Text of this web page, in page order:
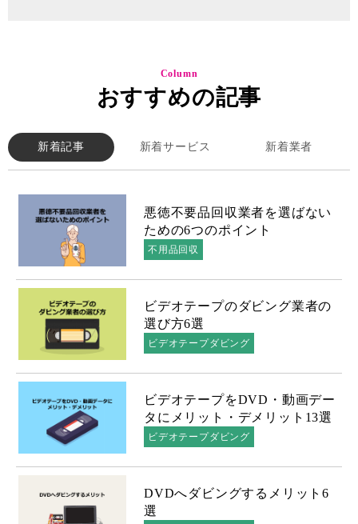
Column
おすすめの記事
新着記事 新着サービス 新着業者
悪徳不要品回収業者を選ばない
ための6つのポイント
不用品回収
ビデオテープのダビング業者の
選び方6選
ビデオテープダビング
ビデオテープをDVD・動画デー
タにメリット・デメリット13選
ビデオテープダビング
DVDへダビングするメリット6
選